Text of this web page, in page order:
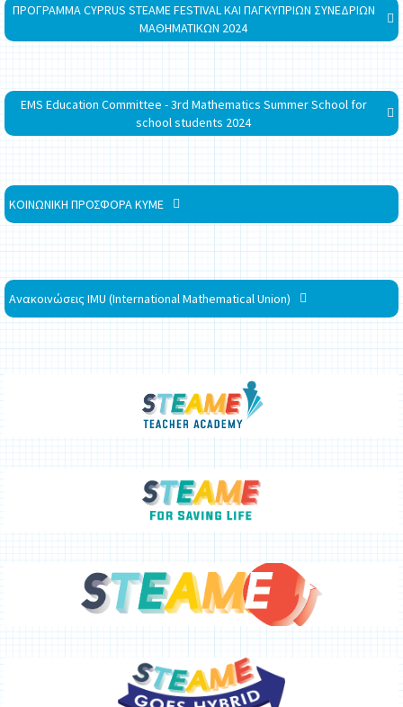
ΠΡΟΓΡΑΜΜΑ CYPRUS STEAME FESTIVAL ΚΑΙ ΠΑΓΚΥΠΡΙΩΝ ΣΥΝΕΔΡΙΩΝ
ΜΑΘΗΜΑΤΙΚΩΝ 2024
EMS Education Committee - 3rd Mathematics Summer School for
school students 2024
ΚΟΙΝΩΝΙΚΗ ΠΡΟΣΦΟΡΑ ΚΥΜΕ
Ανακοινώσεις IMU (International Mathematical Union)